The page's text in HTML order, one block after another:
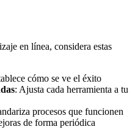
en línea, considera estas
cómo se ve el éxito
: Ajusta cada herramienta a tu
procesos que funcionen
de forma periódica